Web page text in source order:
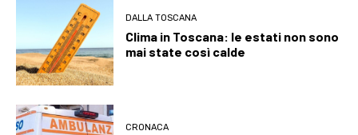
DALLA TOSCANA
Clima in Toscana: le estati non sono
mai state così calde
CRONACA